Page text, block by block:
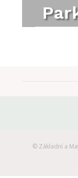
©️ Základní a